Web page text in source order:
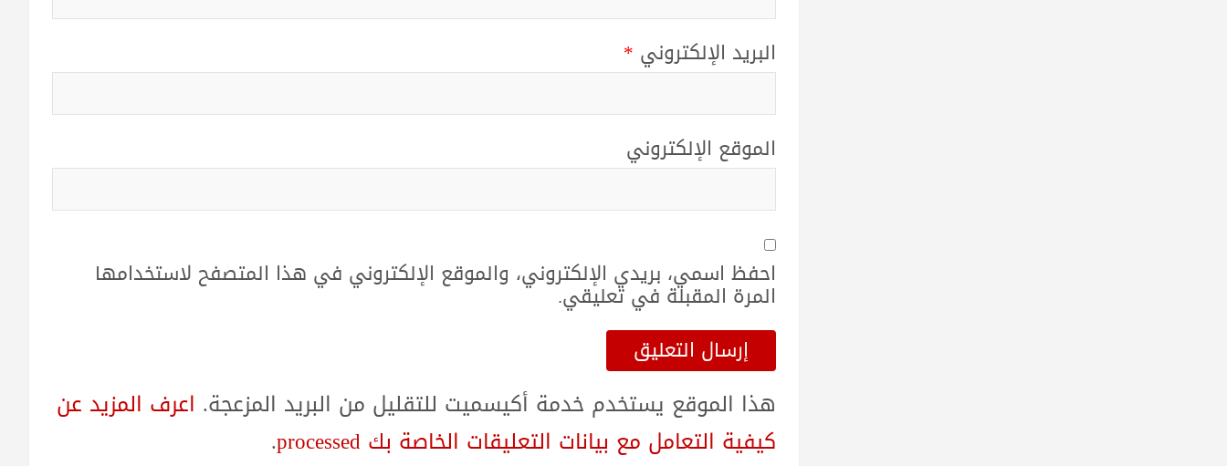
البريد الإلكتروني *
الموقع الإلكتروني
احفظ اسمي، بريدي الإلكتروني، والموقع الإلكتروني في هذا المتصفح لاستخدامها
المرة المقبلة في تعليقي.
هذا الموقع يستخدم خدمة أكيسميت للتقليل من البريد المزعجة. اعرف المزيد عن
كيفية التعامل مع بيانات التعليقات الخاصة بك processed
.